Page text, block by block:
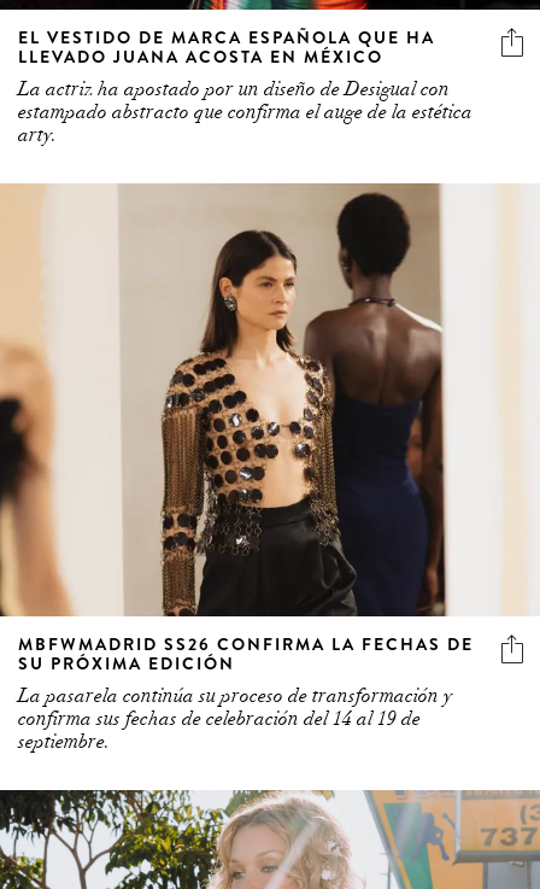
EL VESTIDO DE MARCA ESPAÑOLA QUE HA
LLEVADO JUANA ACOSTA EN MÉXICO
La actriz ha apostado por un diseño de Desigual con
estampado abstracto que confirma el auge de la estética
arty.
MBFWMADRID SS26 CONFIRMA LA FECHAS DE
SU PRÓXIMA EDICIÓN
La pasarela continúa su proceso de transformación y
confirma sus fechas de celebración del 14 al 19 de
septiembre.